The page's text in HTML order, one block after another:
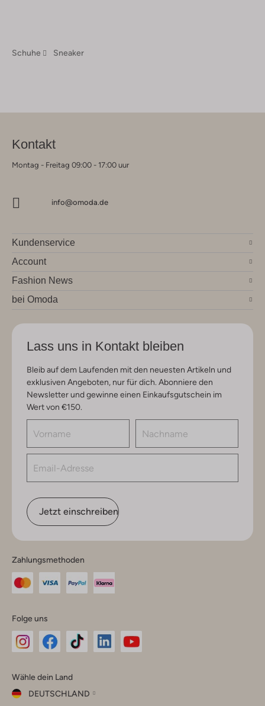
Schuhe Sneaker
Kontakt
Montag - Freitag 09:00 - 17:00 uur
info@omoda.de
Kundenservice
Account
Fashion News
bei Omoda
Lass uns in Kontakt bleiben
Bleib auf dem Laufenden mit den neuesten Artikeln und
exklusiven Angeboten, nur für dich. Abonniere den
Newsletter und gewinne einen Einkaufsgutschein im
Wert von €150.
Jetzt einschreiben
Zahlungsmethoden
Folge uns
Instagram
Facebook
TikTok
Wähle dein Land
DEUTSCHLAND